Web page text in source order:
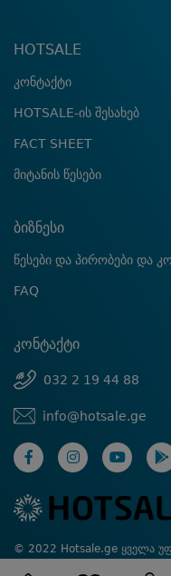
HOTSALE
კონტაქტი
HOTSALE-ის შესახებ
FACT SHEET
მიტანის წესები
ბიზნესი
წესები და პირობები და
FAQ
კონტაქტი
032 2 19 44 88
info@hotsale.ge
© 2022 Hotsale.ge ყველა